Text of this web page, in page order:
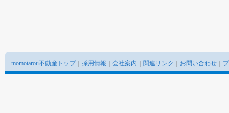
momotarou不動産トップ｜ 採用情報 会社案内 関連リンク お問い合わせ